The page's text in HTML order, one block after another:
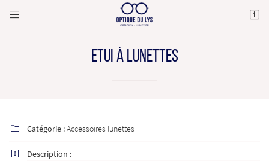
 
ETUI À LUNETTES
 Catégorie :Accessoires lunettes

Description :